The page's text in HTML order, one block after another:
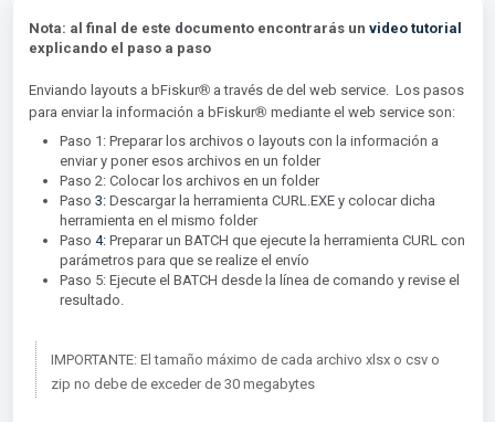
Nota: al final de este documento encontrarás un video tutorial
explicando el paso a paso
Enviando layouts a bFiskur®︎a través de del web service. Los pasos
para enviar la información a bFiskur®︎ mediante el web service son:
Paso 1: Preparar los archivos o layouts con la información a
enviar y poner esos archivos en un folder
Paso 2: Colocar los archivos en un folder
Paso 3: Descargar la herramienta CURL.EXE y colocar dicha
herramienta en el mismo folder
Paso 4: Preparar un BATCH que ejecute la herramienta CURL con
parámetros para que se realize el envío
Paso 5: Ejecute el BATCH desde la línea de comando y revise el
resultado.
IMPORTANTE: El tamaño máximo de cada archivo xlsx o csv o
zip no debe de exceder de 30 megabytes